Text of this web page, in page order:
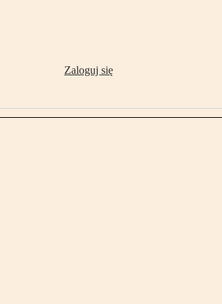
Zaloguj się